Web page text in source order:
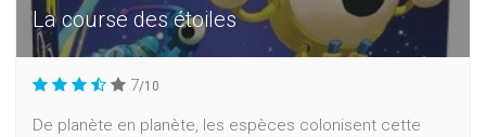
La course des étoiles
7/10
De planète en planète, les espèces colonisent cette